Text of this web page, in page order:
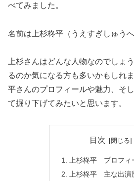
べてみました。
名前は上杉柊平（うえすぎしゅうへ
上杉さんはどんな人物なのでしょ
るのか気になる方も多いかもしれ
平さんのプロフィールや魅力、そ
て掘り下げてみたいと思います。
目次
上杉柊平 プロフィ
上杉柊平 主な出演